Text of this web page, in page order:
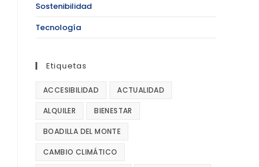
Sostenibilidad
Tecnología
Etiquetas
ACCESIBILIDAD ACTUALIDAD
ALQUILER BIENESTAR
BOADILLA DEL MONTE
CAMBIO CLIMÁTICO